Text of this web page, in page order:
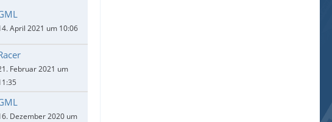
April 2021 um 10:06
Februar 2021 um
Dezember 2020 um